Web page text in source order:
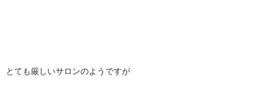
とても厳しいサロンのようですが